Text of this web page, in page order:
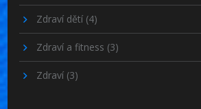
Zdraví dětí (4)
Zdraví a fitness (3)
Zdraví (3)